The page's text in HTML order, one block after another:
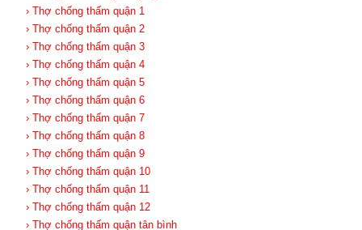
› Thợ chống thấm quận 1
› Thợ chống thấm quận 2
› Thợ chống thấm quận 3
› Thợ chống thấm quận 4
› Thợ chống thấm quận 5
› Thợ chống thấm quận 6
› Thợ chống thấm quận 7
› Thợ chống thấm quận 8
› Thợ chống thấm quận 9
› Thợ chống thấm quận 10
› Thợ chống thấm quận 11
› Thợ chống thấm quận 12
› Thợ chống thấm quận tân bình